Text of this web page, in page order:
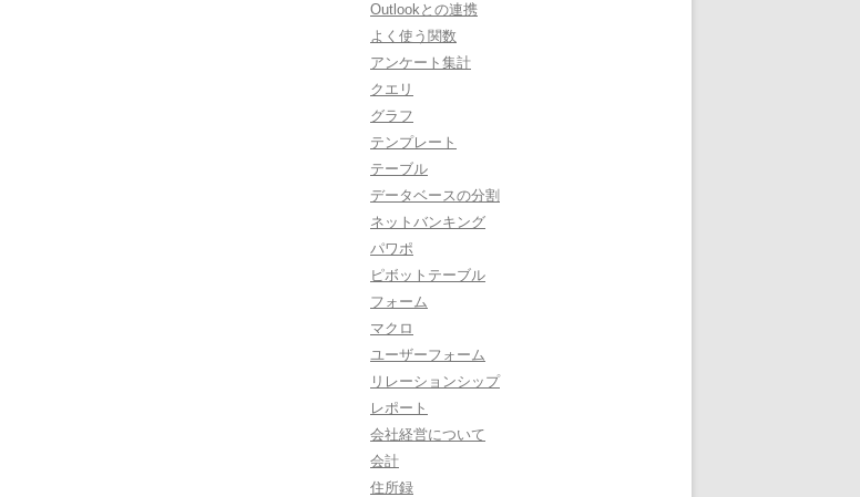
Outlookとの連携
よく使う関数
アンケート集計
クエリ
グラフ
テンプレート
テーブル
データベースの分割
ネットバンキング
パワポ
ピボットテーブル
フォーム
マクロ
ユーザーフォーム
リレーションシップ
レポート
会社経営について
会計
住所録